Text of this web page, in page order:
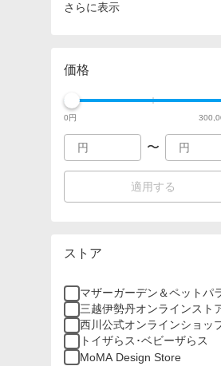
さらに表示
価格
0円
〜
適用する
ストア
マザーガーデン＆ペットパ
イス
三越伊勢丹オンラインスト
西川公式オンラインショッ
トイザらス･ベビーザらス
MoMA Design Store